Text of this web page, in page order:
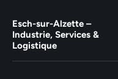
Esch-sur-Alzette –
Industrie, Services &
Logistique